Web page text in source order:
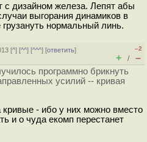
с дизайном железа. Лепят абы
выгорания динамиков в
нормальный линь.
[^] [^^] [^^^] [ответить]
–2
+ / –
программно брикнуть
усилий -- кривая
кривые - ибо у них можно вместо
и о чуда екомп перестанет